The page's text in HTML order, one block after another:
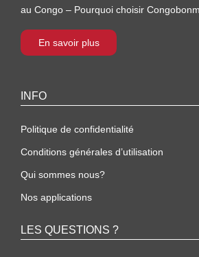
au Congo – Pourquoi choisir
En savoir plus
INFO
Politique de confidentialité
Conditions générales d’utilisation
Qui sommes nous?
Nos applications
LES QUESTIONS ?